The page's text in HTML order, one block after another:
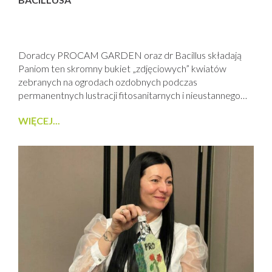
Doradcy PROCAM GARDEN oraz dr Bacillus składają
Paniom ten skromny bukiet „zdjęciowych” kwiatów
zebranych na ogrodach ozdobnych podczas
permanentnych lustracji fitosanitarnych i nieustannego
GARDEN. Do zobaczenia na … ogrodach świata !
WIĘCEJ...